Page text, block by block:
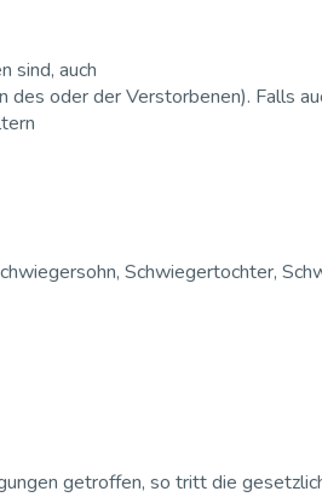
sind, auch
oder der Verstorbenen). Falls
Schwiegertochter,
getroffen, so tritt die